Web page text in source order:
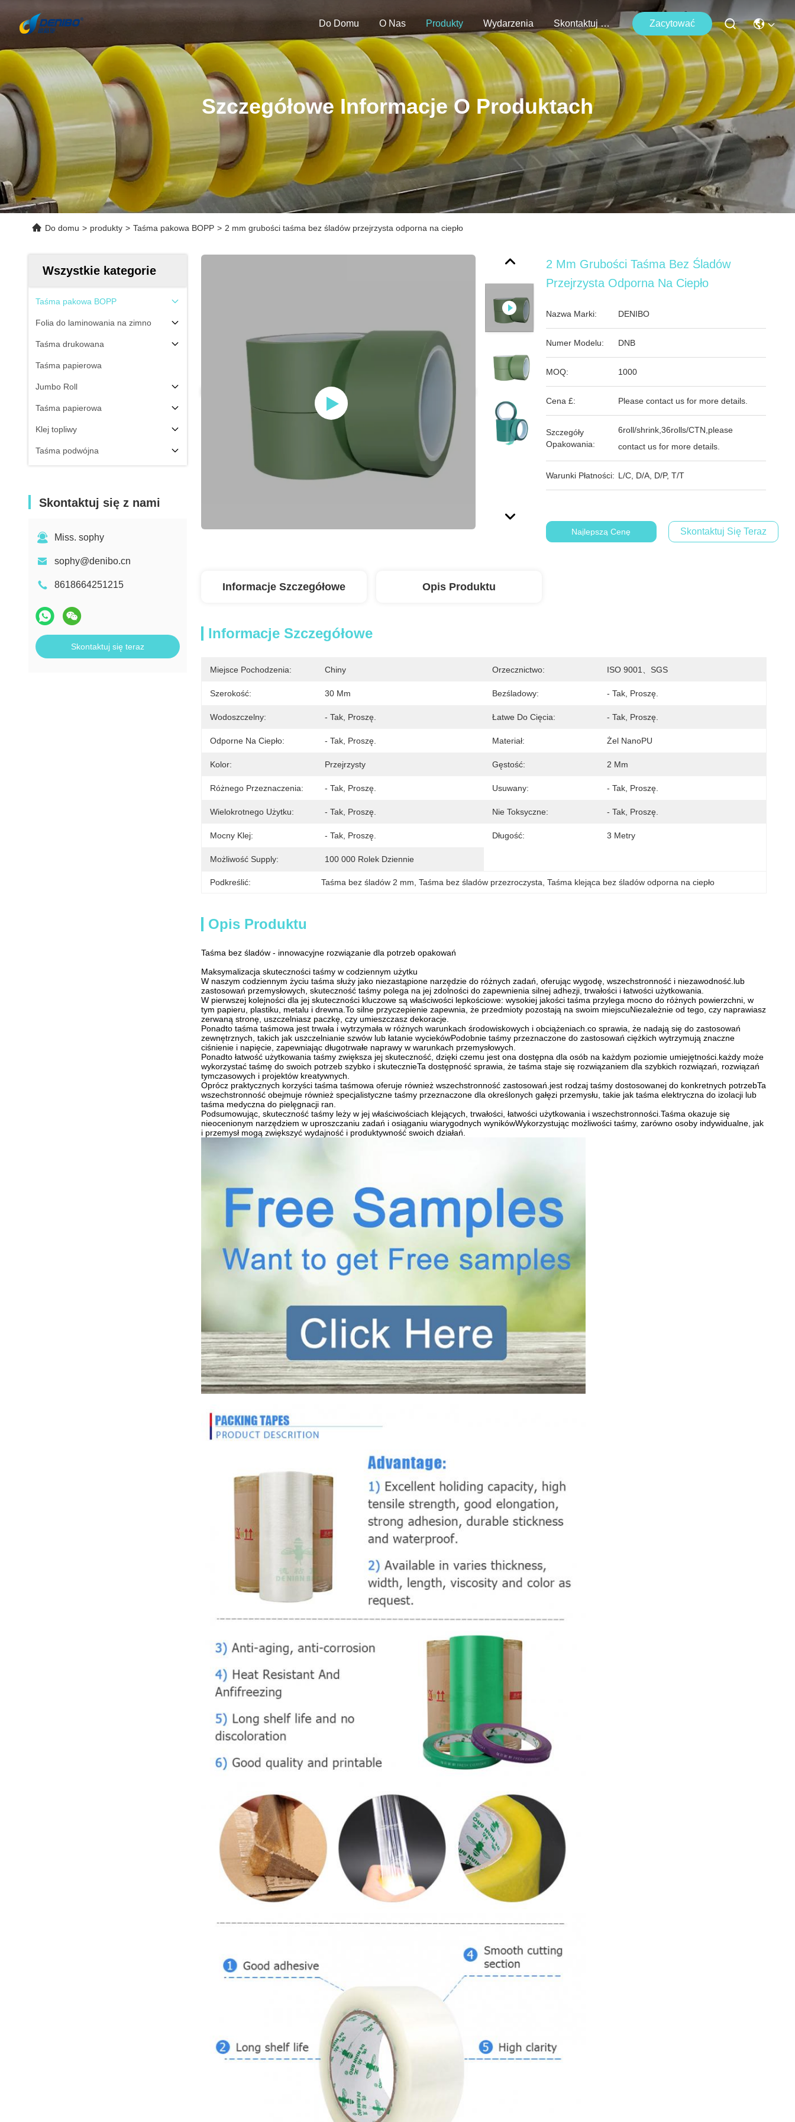
Do Domu O Nas Produkty Wydarzenia Skontaktuj Się Z Nami Zacytować
Szczegółowe Informacje O Produktach
Do domu > produkty > Taśma pakowa BOPP > 2 mm grubości taśma bez śladów przejrzysta odporna na ciepło
Wszystkie kategorie
Taśma pakowa BOPP
Folia do laminowania na zimno
Taśma drukowana
Taśma papierowa
Jumbo Roll
Taśma papierowa
Klej topliwy
Taśma podwójna
Skontaktuj się z nami
Miss. sophy
sophy@denibo.cn
8618664251215
Skontaktuj się teraz
2 Mm Grubości Taśma Bez Śladów
Przejrzysta Odporna Na Ciepło
Nazwa Marki: DENIBO
Numer Modelu: DNB
MOQ: 1000
Cena £: Please contact us for more details.
Szczegóły
Opakowania:
6roll/shrink,36rolls/CTN,please
contact us for more details.
Warunki Płatności: L/C, D/A, D/P, T/T
Najlepszą Cenę Skontaktuj Się Teraz
Informacje Szczegółowe Opis Produktu
Informacje Szczegółowe
Miejsce Pochodzenia: Chiny Orzecznictwo: ISO 9001、SGS
Szerokość: 30 Mm Bezśladowy: - Tak, Proszę.
Wodoszczelny: - Tak, Proszę. Łatwe Do Cięcia: - Tak, Proszę.
Odporne Na Ciepło: - Tak, Proszę. Materiał: Żel NanoPU
Kolor: Przejrzysty Gęstość: 2 Mm
Różnego Przeznaczenia: - Tak, Proszę. Usuwany: - Tak, Proszę.
Wielokrotnego Użytku: - Tak, Proszę. Nie Toksyczne: - Tak, Proszę.
Mocny Klej: - Tak, Proszę. Długość: 3 Metry
Możliwość Supply: 100 000 Rolek Dziennie
Podkreślić: Taśma bez śladów 2 mm , Taśma bez śladów przezroczysta , Taśma klejąca bez śladów odporna na ciepło
Opis Produktu
Taśma bez śladów - innowacyjne rozwiązanie dla potrzeb opakowań
Maksymalizacja skuteczności taśmy w codziennym użytku
W naszym codziennym życiu taśma służy jako niezastąpione narzędzie do różnych zadań, oferując wygodę, wszechstronność i niezawodność.lub
zastosowań przemysłowych, skuteczność taśmy polega na jej zdolności do zapewnienia silnej adhezji, trwałości i łatwości użytkowania.
W pierwszej kolejności dla jej skuteczności kluczowe są właściwości lepkościowe: wysokiej jakości taśma przylega mocno do różnych powierzchni, w
tym papieru, plastiku, metalu i drewna.To silne przyczepienie zapewnia, że przedmioty pozostają na swoim miejscuNiezależnie od tego, czy naprawiasz
zerwaną stronę, uszczelniasz paczkę, czy umieszczasz dekoracje.
Ponadto taśma taśmowa jest trwała i wytrzymała w różnych warunkach środowiskowych i obciążeniach.co sprawia, że nadają się do zastosowań
zewnętrznych, takich jak uszczelnianie szwów lub łatanie wyciekówPodobnie taśmy przeznaczone do zastosowań ciężkich wytrzymują znaczne
ciśnienie i napięcie, zapewniając długotrwałe naprawy w warunkach przemysłowych.
Ponadto łatwość użytkowania taśmy zwiększa jej skuteczność, dzięki czemu jest ona dostępna dla osób na każdym poziomie umiejętności.każdy może
wykorzystać taśmę do swoich potrzeb szybko i skutecznieTa dostępność sprawia, że taśma staje się rozwiązaniem dla szybkich rozwiązań, rozwiązań
tymczasowych i projektów kreatywnych.
Oprócz praktycznych korzyści taśma taśmowa oferuje również wszechstronność zastosowań.jest rodzaj taśmy dostosowanej do konkretnych potrzebTa
wszechstronność obejmuje również specjalistyczne taśmy przeznaczone dla określonych gałęzi przemysłu, takie jak taśma elektryczna do izolacji lub
taśma medyczna do pielęgnacji ran.
Podsumowując, skuteczność taśmy leży w jej właściwościach klejących, trwałości, łatwości użytkowania i wszechstronności.Taśma okazuje się
nieocenionym narzędziem w uproszczaniu zadań i osiąganiu wiarygodnych wynikówWykorzystując możliwości taśmy, zarówno osoby indywidualne, jak
i przemysł mogą zwiększyć wydajność i produktywność swoich działań.